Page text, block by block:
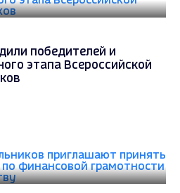
победителей и
этапа Всероссийской